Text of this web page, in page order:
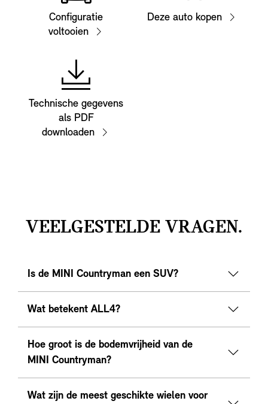
Configuratie
voltooien
Deze auto kopen
Technische gegevens
als PDF
downloaden
VEELGESTELDE VRAGEN.
Is de MINI Countryman een SUV?
Wat betekent ALL4?
Hoe groot is de bodemvrijheid van de
MINI Countryman?
Wat zijn de meest geschikte wielen voor